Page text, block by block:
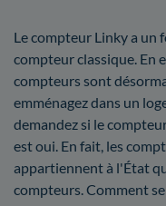
Le compteur Linky a
compteur classique. En
compteurs sont
emménagez dans un
demandez si le
est oui. En fait, les
appartiennent à l'État
compteurs. Comment